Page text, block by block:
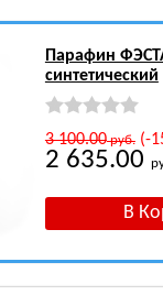
Парафин
синтетический
3 100.00руб.(-
2 635.00